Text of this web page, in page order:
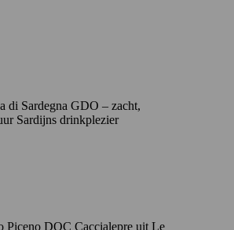
di Sardegna GDO – zacht,
Sardijns drinkplezier